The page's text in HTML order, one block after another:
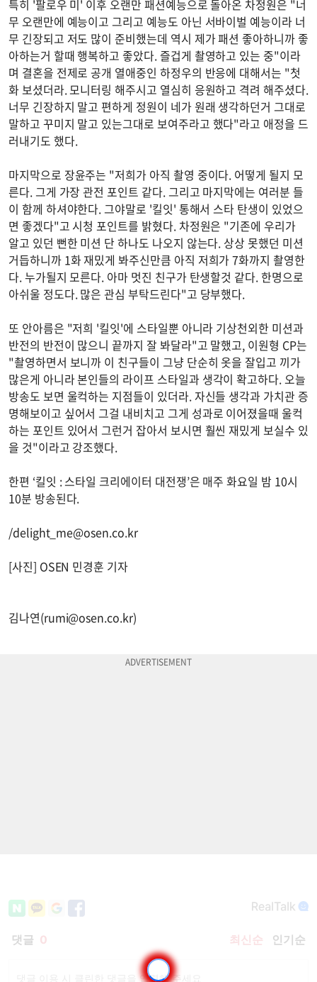
특히 '팔로우 미' 이후 오랜만 패션예능으로 돌아온 차정원은 "너
무 오랜만에 예능이고 그리고 예능도 아닌 서바이벌 예능이라 너
무 긴장되고 저도 많이 준비했는데 역시 제가 패션 좋아하니까 좋
아하는거 할때 행복하고 좋았다. 즐겁게 촬영하고 있는 중"이라
며 결혼을 전제로 공개 열애중인 하정우의 반응에 대해서는 "첫
화 보셨더라. 모니터링 해주시고 열심히 응원하고 격려 해주셨다.
너무 긴장하지 말고 편하게 정원이 네가 원래 생각하던거 그대로
말하고 꾸미지 말고 있는그대로 보여주라고 했다"라고 애정을 드
러내기도 했다.
마지막으로 장윤주는 "저희가 아직 촬영 중이다. 어떻게 될지 모
른다. 그게 가장 관전 포인트 같다. 그리고 마지막에는 여러분 들
이 함께 하셔야한다. 그야말로 '킬잇' 통해서 스타 탄생이 있었으
면 좋겠다"고 시청 포인트를 밝혔다. 차정원은 "기존에 우리가
알고 있던 뻔한 미션 단 하나도 나오지 않는다. 상상 못했던 미션
거듭하니까 1화 재밌게 봐주신만큼 아직 저희가 7화까지 촬영한
다. 누가될지 모른다. 아마 멋진 친구가 탄생할것 같다. 한명으로
아쉬울 정도다. 많은 관심 부탁드린다"고 당부했다.
또 안아름은 "저희 '킬잇'에 스타일뿐 아니라 기상천외한 미션과
반전의 반전이 많으니 끝까지 잘 봐달라"고 말했고, 이원형 CP는
"촬영하면서 보니까 이 친구들이 그냥 단순히 옷을 잘입고 끼가
많은게 아니라 본인들의 라이프 스타일과 생각이 확고하다. 오늘
방송도 보면 울컥하는 지점들이 있더라. 자신들 생각과 가치관 증
명해보이고 싶어서 그걸 내비치고 그게 성과로 이어졌을때 울컥
하는 포인트 있어서 그런거 잡아서 보시면 훨씬 재밌게 보실수 있
을 것"이라고 강조했다.
한편 ‘킬잇 : 스타일 크리에이터 대전쟁’은 매주 화요일 밤 10시
10분 방송된다.
/delight_me@osen.co.kr
[사진] OSEN 민경훈 기자
김나연(rumi@osen.co.kr)